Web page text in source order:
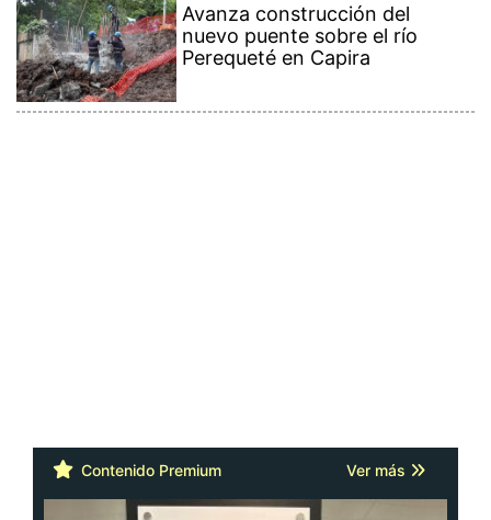
Avanza construcción del
nuevo puente sobre el río
Perequeté en Capira
Contenido Premium Ver más